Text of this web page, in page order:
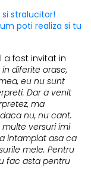
stralucitor!
poti realiza si tu
a fost invitat in
in diferite orase,
eu nu sunt
Dar a venit
ma
nu, nu cant.
versuri imi
intamplat asa ca
mele. Pentru
fac asta pentru